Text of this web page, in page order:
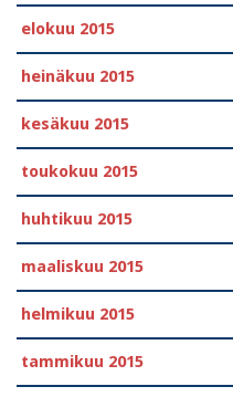
elokuu 2015
heinäkuu 2015
kesäkuu 2015
toukokuu 2015
huhtikuu 2015
maaliskuu 2015
helmikuu 2015
tammikuu 2015